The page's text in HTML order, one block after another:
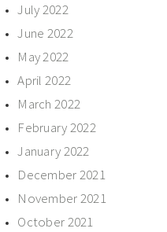
July 2022
June 2022
May 2022
April 2022
March 2022
February 2022
January 2022
December 2021
November 2021
October 2021